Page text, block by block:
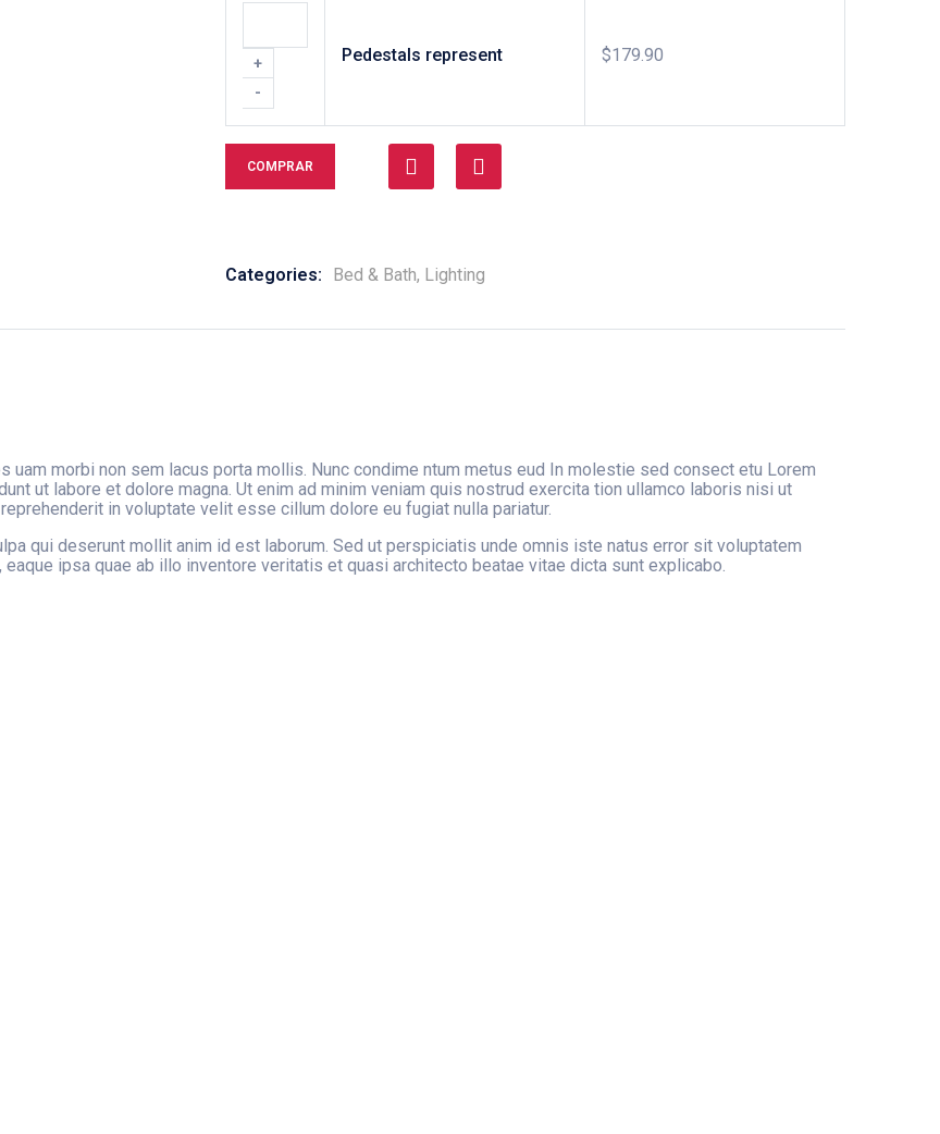
+
-
Pedestals represent $179.90
COMPRAR Comparar
Categories: Bed & Bath, Lighting
morbi non sem lacus porta mollis. Nunc condime ntum metus eud In molestie sed consect etu Lorem
ut labore et dolore magna. Ut enim ad minim veniam quis nostrud exercita tion ullamco laboris nisi ut
in voluptate velit esse cillum dolore eu fugiat nulla pariatur.
qui deserunt mollit anim id est laborum. Sed ut perspiciatis unde omnis iste natus error sit voluptatem
ipsa quae ab illo inventore veritatis et quasi architecto beatae vitae dicta sunt explicabo.